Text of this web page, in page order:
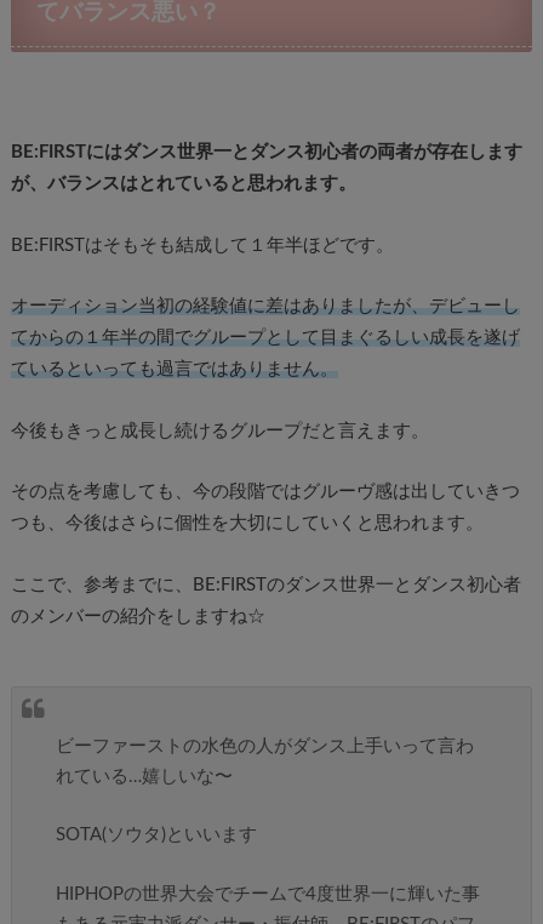
てバランス悪い？
BE:FIRSTにはダンス世界一とダンス初心者の両者が存在します
が、バランスはとれていると思われます。
BE:FIRSTはそもそも結成して１年半ほどです。
オーディション当初の経験値に差はありましたが、デビューし
てからの１年半の間でグループとして目まぐるしい成長を遂げ
ているといっても過言ではありません。
今後もきっと成長し続けるグループだと言えます。
その点を考慮しても、今の段階ではグルーヴ感は出していきつ
つも、今後はさらに個性を大切にしていくと思われます。
ここで、参考までに、BE:FIRSTのダンス世界一とダンス初心者
のメンバーの紹介をしますね☆
ビーファーストの水色の人がダンス上手いって言わ
れている…嬉しいな〜
SOTA(ソウタ)といいます
HIPHOPの世界大会でチームで4度世界一に輝いた事